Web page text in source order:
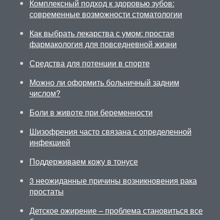
Комплексный подход к здоровью зубов:
современные возможности стоматологии
Как выбрать лекарства с умом: простая
фармакология для повседневной жизни
Средства для потенции в спорте
Можно ли оформить больничный задним
числом?
Боли в животе при беременности
Шизофрения часто связана с определенной
инфекцией
Поддерживаем кожу в тонусе
3 неожиданные причины возникновения рака
простаты
Детское ожирение – проблема становиться все